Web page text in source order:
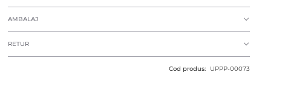
AMBALAJ
RETUR
Cod produs: UPPP-00073